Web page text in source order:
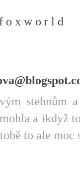
o x w o r l d
stehnům
a ikdyž
to ale moc